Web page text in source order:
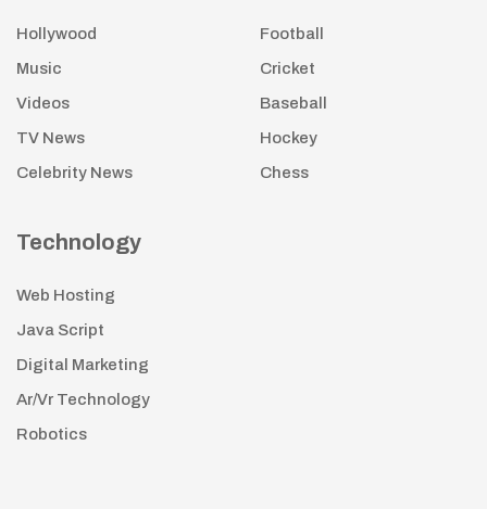
Hollywood
Music
Videos
TV News
Celebrity News
Football
Cricket
Baseball
Hockey
Chess
Technology
Web Hosting
Java Script
Digital Marketing
Ar/Vr Technology
Robotics